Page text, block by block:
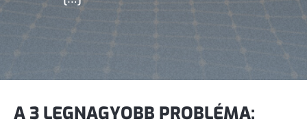
A 3 LEGNAGYOBB PROBLÉMA: